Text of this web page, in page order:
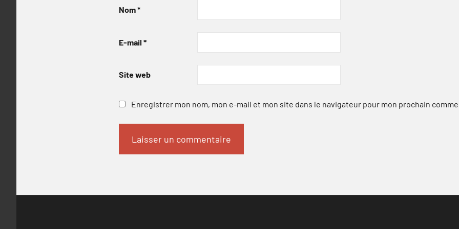
Nom*
E-mail *
Site web
Enregistrer mon nom, mon e-mail et mon site dans le navigateur pour mon prochain